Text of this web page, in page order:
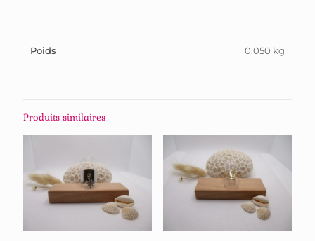
Poids 0,050 kg
Produits similaires